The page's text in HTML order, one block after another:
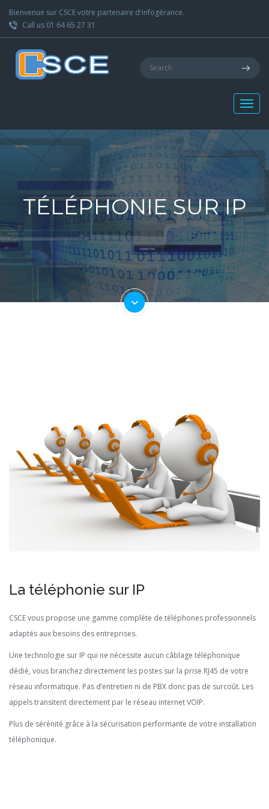
Bienvenue sur CSCE votre partenaire d'infogérance.
Call us 01 64 65 27 31
TÉLÉPHONIE SUR IP
La téléphonie sur IP
CSCE vous propose une gamme complète de téléphones professionnels
adaptés aux besoins des entreprises.
Une technologie sur IP qui ne nécessite aucun câblage téléphonique
dédié, vous branchez directement les postes sur la prise RJ45 de votre
réseau informatique. Pas d’entretien ni de PBX donc pas de surcoût. Les
appels transitent directement par le réseau internet VOIP.
Plus de sérénité grâce à la sécurisation performante de votre installation
téléphonique.